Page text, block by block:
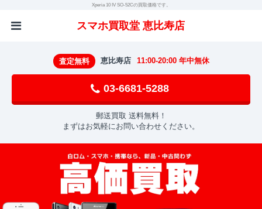
Xperia 10 IV SO-52Cの買取価格です。
スマホ買取堂 恵比寿店
査定無料 恵比寿店 11:00-20:00 年中無休
03-6681-5288
郵送買取 送料無料！
まずはお気軽にお問い合わせください。